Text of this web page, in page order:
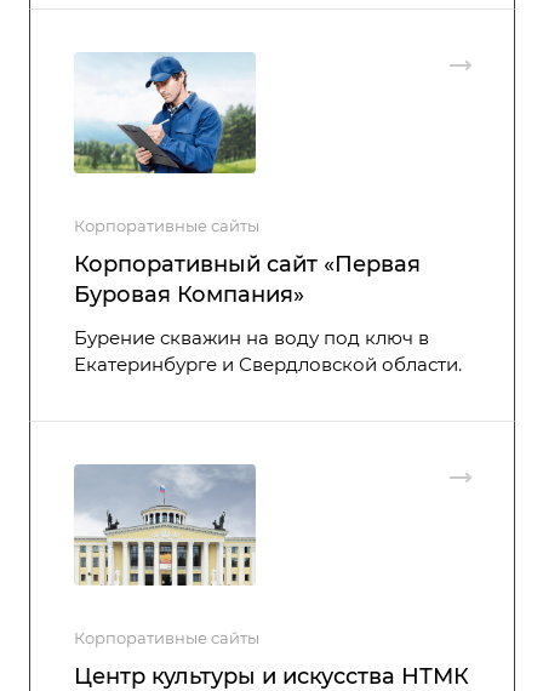
Корпоративные сайты
Корпоративный сайт «Первая
Буровая Компания»
Бурение скважин на воду под ключ в
Екатеринбурге и Свердловской области.
Корпоративные сайты
Центр культуры и искусства НТМК